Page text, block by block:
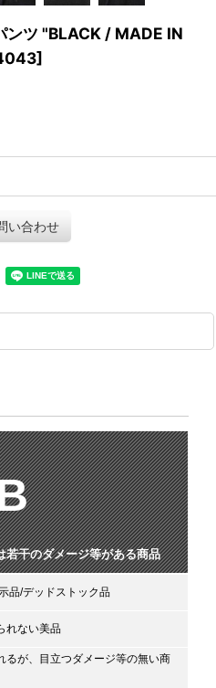
ツ "BLACK / MADE IN
]
い合わせ
若干のダメージ等がある商品
品/デッドストック品
れない美品
るが、目立つダメージ等の無い商